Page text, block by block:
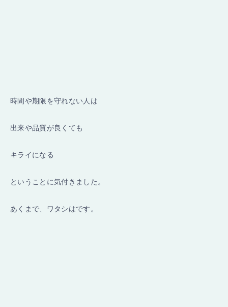
時間や期限を守れない人は
出来や品質が良くても
キライになる
ということに気付きました。
あくまで、ワタシはです。